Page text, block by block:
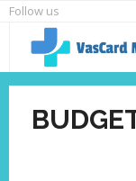
Skip
content
Follow us